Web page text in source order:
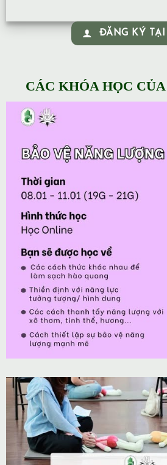
ĐĂNG KÝ
CÁC KHÓA HỌC